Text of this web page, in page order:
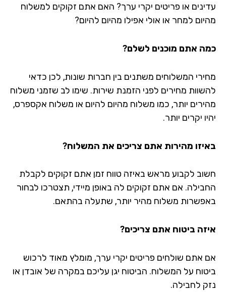
או פריטים יקרי ערך? האם אתם זקוקים למשלוח
למחר או אולי אפילו מהיום להיום?
אתם מוכנים לשלם?
המשלוחים משתנים בין חברות שונות, לכן כדאי
מחירים לפני הזמנת שירות. שימו לב שזמני משלוח
יותר, כמו משלוח מהיום להיום או משלוח אקספרס,
יקרים יותר.
מהירות אתם צריכים את המשלוח?
לקבוע מראש באיזה טווח זמן אתם זקוקים לקבלת
אם אתם זקוקים לה באופן מיידי, תצטרכו לבחור
משלוח מהיר יותר, שתעלה בהתאם.
ביטוח אתם צריכים?
אתם שולחים פריטים יקרי ערך, מומלץ מאוד לרכוש
על המשלוח. הביטוח יגן עליכם במקרה של אובדן או
לחבילה.